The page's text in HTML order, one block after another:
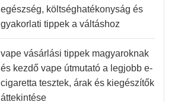
egészség, költséghatékonyság és
gyakorlati tippek a váltáshoz
vape vásárlási tippek magyaroknak
és kezdő vape útmutató a legjobb e-
cigaretta tesztek, árak és kiegészítők
áttekintése